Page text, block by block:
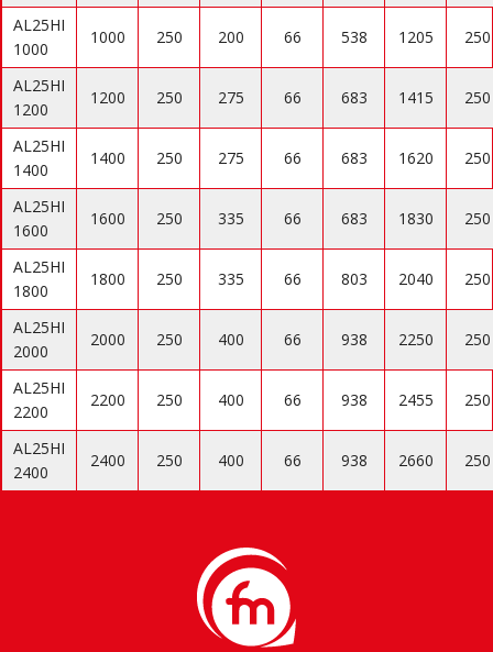
AL25HI
1000
1000 250 200 66 538 1205 250
AL25HI
1200
1200 250 275 66 683 1415 250
AL25HI
1400
1400 250 275 66 683 1620 250
AL25HI
1600
1600 250 335 66 683 1830 250
AL25HI
1800
1800 250 335 66 803 2040 250
AL25HI
2000
2000 250 400 66 938 2250 250
AL25HI
2200
2200 250 400 66 938 2455 250
AL25HI
2400
2400 250 400 66 938 2660 250